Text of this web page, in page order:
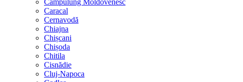
Câmpulung Moldovenesc
Caracal
Cernavodă
Chiajna
Chișcani
Chișoda
Chitila
Cisnădie
Cluj-Napoca